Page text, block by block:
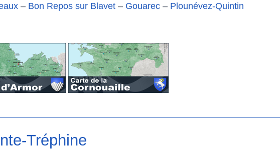
– Bon Repos sur Blavet – Gouarec – Plounévez-Quintin
Tréphine